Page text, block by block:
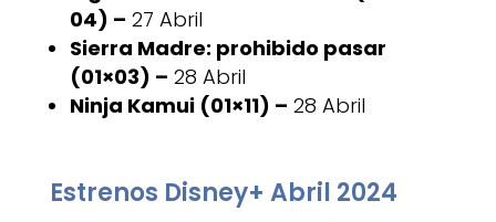
04) – 27 Abril
Sierra Madre: prohibido pasar
(01×03) – 28 Abril
Ninja Kamui (01×11) – 28 Abril
Estrenos Disney+ Abril 2024